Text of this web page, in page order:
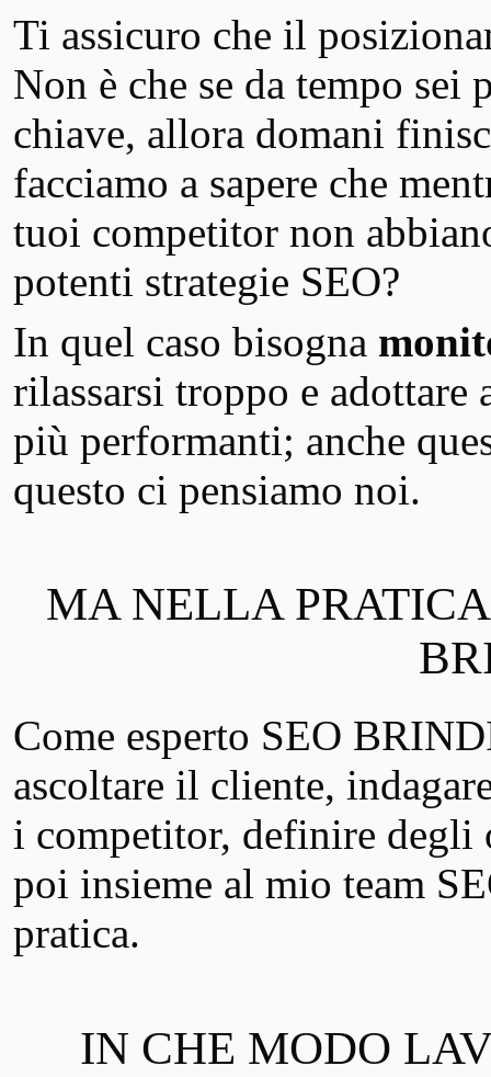
Ti assicuro che il
Non è che se da tempo sei
chiave, allora domani
facciamo a sapere che
tuoi competitor non
potenti strategie SEO?
In quel caso bisogna
rilassarsi troppo e adottare
più performanti; anche
questo ci pensiamo noi.
MA NELLA
Come esperto SEO
ascoltare il cliente,
i competitor, definire degli
poi insieme al mio team
pratica.
IN CHE MODO